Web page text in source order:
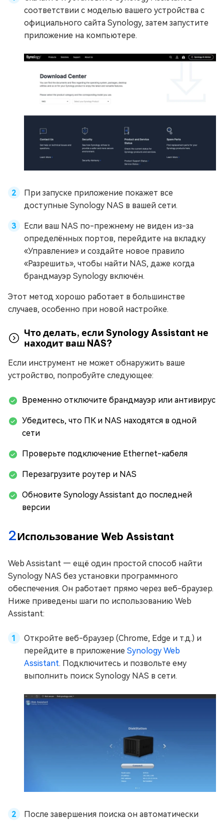
соответствии с моделью вашего устройства с
официального сайта Synology, затем запустите
приложение на компьютере.
При запуске приложение покажет все
доступные Synology NAS в вашей сети.
Если ваш NAS по-прежнему не виден из-за
определённых портов, перейдите на вкладку
«Управление» и создайте новое правило
«Разрешить», чтобы найти NAS, даже когда
брандмауэр Synology включён.
Этот метод хорошо работает в большинстве
случаев, особенно при новой настройке.
Что делать, если Synology Assistant не
находит ваш NAS?
Если инструмент не может обнаружить ваше
устройство, попробуйте следующее:
Временно отключите брандмауэр или антивирус
Убедитесь, что ПК и NAS находятся в одной
сети
Проверьте подключение Ethernet-кабеля
Перезагрузите роутер и NAS
Обновите Synology Assistant до последней
версии
2Использование Web Assistant
Web Assistant — ещё один простой способ найти
Synology NAS без установки программного
обеспечения. Он работает прямо через веб-браузер.
Ниже приведены шаги по использованию Web
Assistant:
Откройте веб-браузер (Chrome, Edge и т.д.) и
перейдите в приложение Synology Web
Assistant. Подключитесь и позвольте ему
выполнить поиск Synology NAS в сети.
После завершения поиска он автоматически